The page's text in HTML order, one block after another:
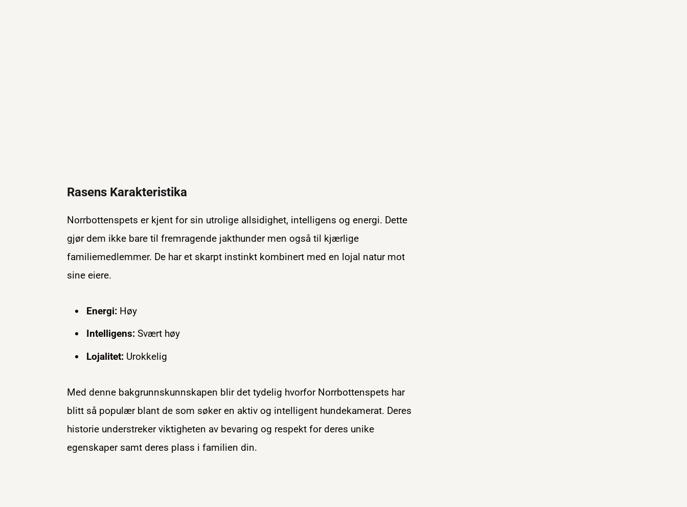
Rasens Karakteristika
Norrbottenspets er kjent for sin utrolige allsidighet, intelligens og energi. Dette
gjør dem ikke bare til fremragende jakthunder men også til kjærlige
familiemedlemmer. De har et skarpt instinkt kombinert med en lojal natur mot
sine eiere.
Energi: Høy
Intelligens: Svært høy
Lojalitet: Urokkelig
Med denne bakgrunnskunnskapen blir det tydelig hvorfor Norrbottenspets har
blitt så populær blant de som søker en aktiv og intelligent hundekamerat. Deres
historie understreker viktigheten av bevaring og respekt for deres unike
egenskaper samt deres plass i familien din.